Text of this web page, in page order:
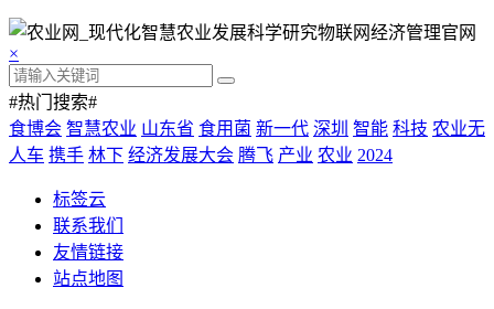
×
#热门搜索#
食博会 智慧农业 山东省 食用菌 新一代 深圳 智能 科技 农业无
人车 携手 林下 经济发展大会 腾飞 产业 农业 2024
标签云
联系我们
友情链接
站点地图